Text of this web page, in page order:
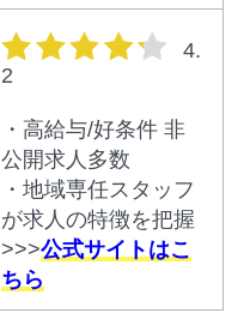
星の数
4.
2
・高給与/好条件 非
公開求人多数
・地域専任スタッフ
が求人の特徴を把握
>>>公式サイトはこ
ちら